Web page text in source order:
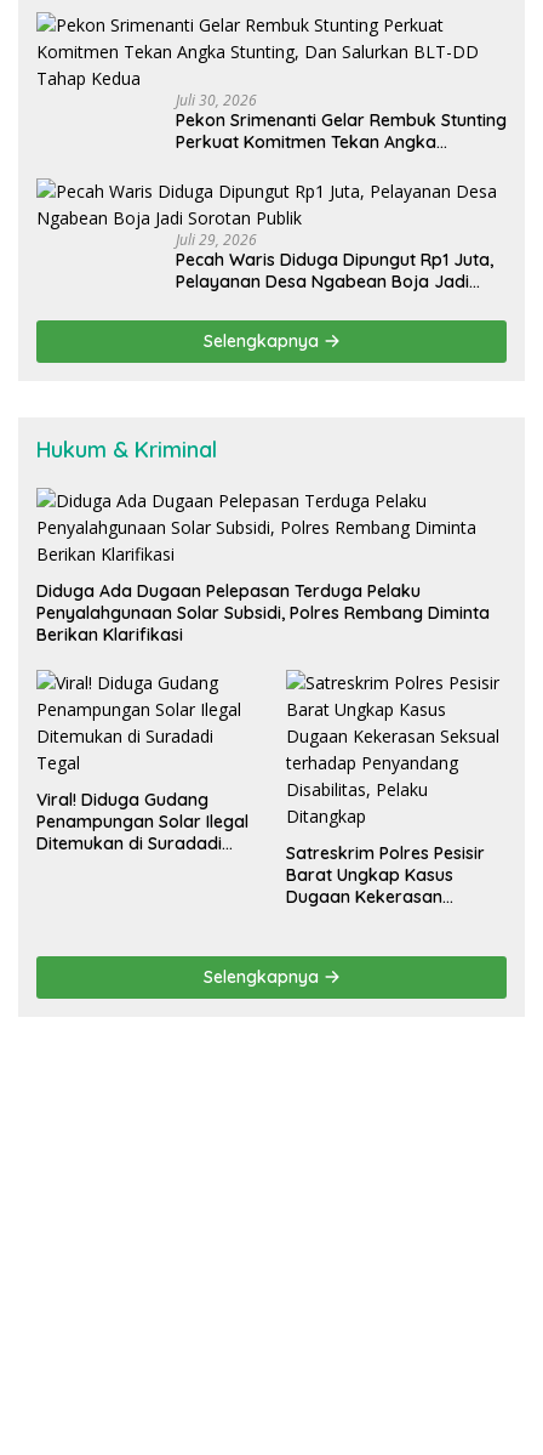
Juli 30, 2026
Pekon Srimenanti Gelar Rembuk Stunting
Perkuat Komitmen Tekan Angka
Kedua
Juli 29, 2026
Pecah Waris Diduga Dipungut Rp1 Juta,
Pelayanan Desa Ngabean Boja Jadi
Selengkapnya
Hukum & Kriminal
Diduga Ada Dugaan Pelepasan Terduga Pelaku
Penyalahgunaan Solar Subsidi, Polres Rembang Diminta
Berikan Klarifikasi
Viral! Diduga Gudang
Penampungan Solar Ilegal
Ditemukan di Suradadi
Satreskrim Polres Pesisir
Barat Ungkap Kasus
Dugaan Kekerasan
Pelaku Ditangkap
Selengkapnya